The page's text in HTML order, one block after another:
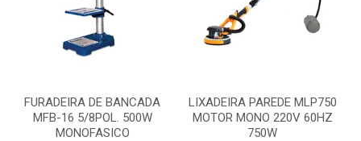
FURADEIRA DE BANCADA
MFB-16 5/8POL. 500W
MONOFASICO
LIXADEIRA PAREDE MLP750
MOTOR MONO 220V 60HZ
750W